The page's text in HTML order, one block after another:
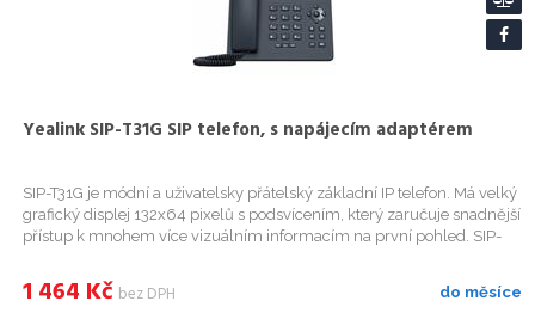
Yealink SIP-T31G SIP telefon, s napájecím adaptérem
SIP-T31G je módní a uživatelsky přátelský základní IP telefon. Má velký
grafický displej 132x64 pixelů s podsvícením, který zaručuje snadnější
přístup k mnohem více vizuálním informacím na první pohled. SIP-
do měsíce
1 464 Kč bez DPH